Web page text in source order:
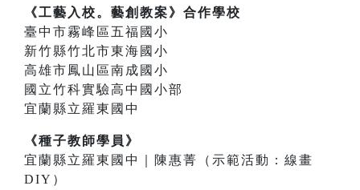
《工藝入校。藝創教案》合作學校
臺中市霧峰區五福國小
新竹縣竹北市東海國小
高雄市鳳山區南成國小
國立竹科實驗高中國小部
宜蘭縣立羅東國中
《種子教師學員》
宜蘭縣立羅東國中｜陳惠菁（示範活動：線畫
DIY）